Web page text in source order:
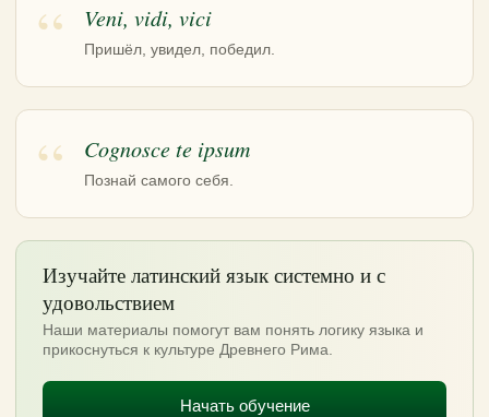
Veni, vidi, vici
Пришёл, увидел, победил.
Cognosce te ipsum
Познай самого себя.
Изучайте латинский язык системно и с
удовольствием
Наши материалы помогут вам понять логику языка и
прикоснуться к культуре Древнего Рима.
Начать обучение